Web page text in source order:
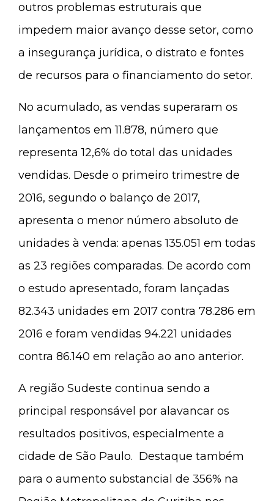
outros problemas estruturais que
impedem maior avanço desse setor, como
a insegurança jurídica, o distrato e fontes
de recursos para o financiamento do setor.
No acumulado, as vendas superaram os
lançamentos em 11.878, número que
representa 12,6% do total das unidades
vendidas. Desde o primeiro trimestre de
2016, segundo o balanço de 2017,
apresenta o menor número absoluto de
unidades à venda: apenas 135.051 em todas
as 23 regiões comparadas. De acordo com
o estudo apresentado, foram lançadas
82.343 unidades em 2017 contra 78.286 em
2016 e foram vendidas 94.221 unidades
contra 86.140 em relação ao ano anterior.
A região Sudeste continua sendo a
principal responsável por alavancar os
resultados positivos, especialmente a
cidade de São Paulo. Destaque também
para o aumento substancial de 356% na